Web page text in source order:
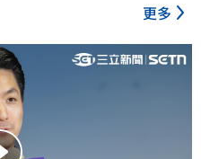
更多